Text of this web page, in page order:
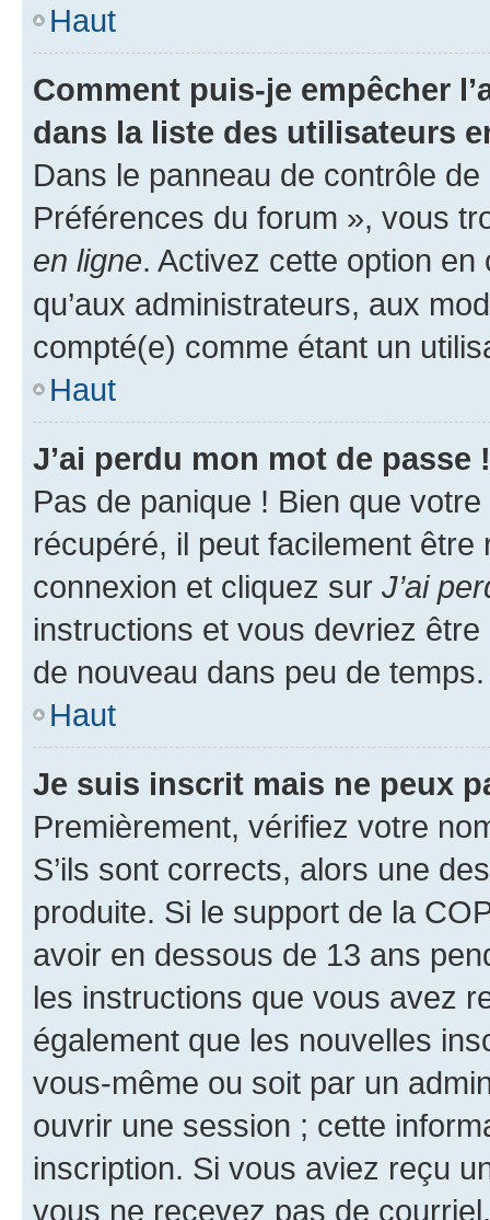
Haut
Comment puis-je empêcher
dans la liste des utilisateurs
Dans le panneau de contrôle
Préférences du forum », vous
en ligne. Activez cette option
qu’aux administrateurs, aux
compté(e) comme étant un
Haut
J’ai perdu mon mot de passe !
Pas de panique ! Bien que
récupéré, il peut facilement
connexion et cliquez sur J’ai
instructions et vous devriez
de nouveau dans peu de temps.
Haut
Je suis inscrit mais ne peux
Premièrement, vérifiez votre
S’ils sont corrects, alors une
produite. Si le support de la
avoir en dessous de 13 ans
les instructions que vous avez
également que les nouvelles
vous-même ou soit par un
ouvrir une session ; cette
inscription. Si vous aviez reçu
vous ne recevez pas de